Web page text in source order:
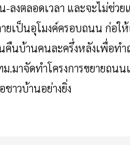
ลงตลอดเวลา และจะไม่ช่ว
เป็นอุโมงค์ครอบถนน ก่อใ
นคืนบ้านคนละครึ่งหลังเพื่อ
.มาจัดทำโครงการขยายถน
าวบ้านอย่างยิ่ง